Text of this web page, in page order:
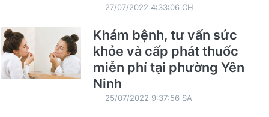
27/07/2022 4:33:06 CH
Khám bệnh, tư vấn sức
khỏe và cấp phát thuốc
miễn phí tại phường Yên
Ninh
25/07/2022 9:37:56 SA